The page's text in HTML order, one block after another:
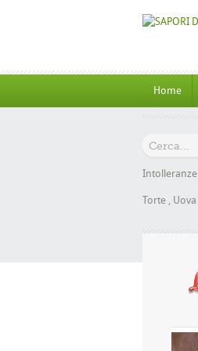
Home
Intolleranze
Torte , Uova